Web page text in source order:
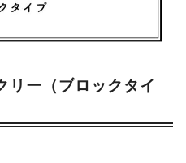
ー（ブロックタイ